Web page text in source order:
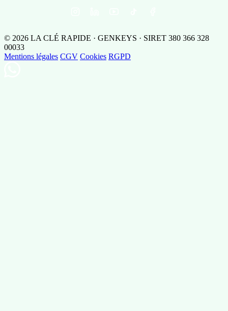
© 2026 LA CLÉ RAPIDE · GENKEYS · SIRET 380 366 328
00033
Mentions légales CGV Cookies RGPD